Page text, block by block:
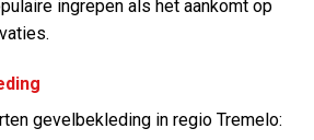
ingrepen als het aankomt op
gevelbekleding in regio Tremelo: